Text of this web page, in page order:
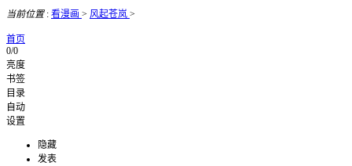
当前位置: 看漫画 > 风起苍岚 >
首页
0/0
亮度
书签
目录
自动
设置
隐藏
发表